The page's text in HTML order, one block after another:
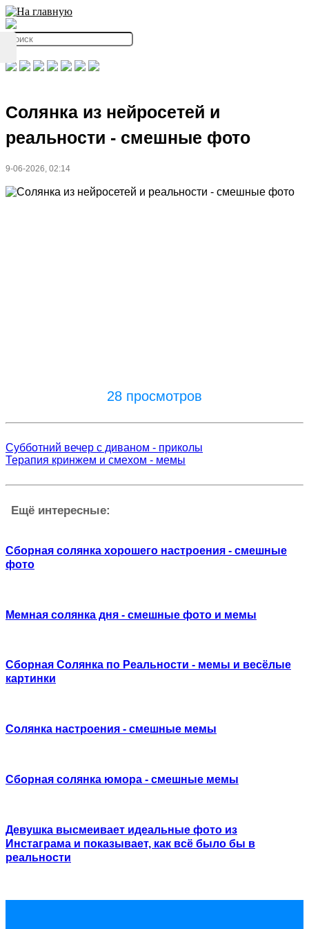
Солянка из нейросетей и
реальности - смешные фото
9-06-2026, 02:14
28 просмотров
Субботний вечер с диваном - приколы
Терапия кринжем и смехом - мемы
Ещё интересные:
Сборная солянка хорошего настроения - смешные
фото
Мемная солянка дня - смешные фото и мемы
Сборная Солянка по Реальности - мемы и весёлые
картинки
Солянка настроения - смешные мемы
Сборная солянка юмора - смешные мемы
Девушка высмеивает идеальные фото из
Инстаграма и показывает, как всё было бы в
реальности